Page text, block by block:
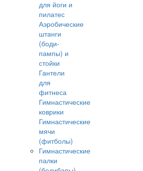
для йоги и
пилатес
Аэробические
штанги
(боди-
пампы) и
стойки
Гантели
для
фитнеса
Гимнастические
коврики
Гимнастические
мячи
(фитболы)
Гимнастические
палки